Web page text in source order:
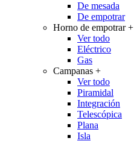
De mesada
De empotrar
Horno de empotrar+
Ver todo
Eléctrico
Gas
Campanas +
Ver todo
Piramidal
Integración
Telescópica
Plana
Isla